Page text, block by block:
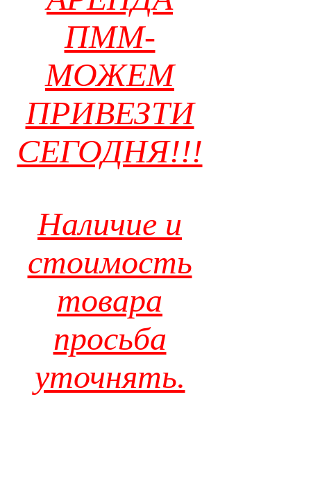
ПММ-
МОЖЕМ
ПРИВЕЗТИ
СЕГОДНЯ!!!
Наличие и
стоимость
товара
просьба
уточнять.